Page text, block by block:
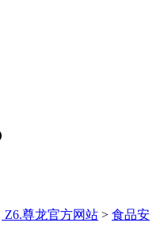
Z6.尊龙官方网站 > 食品安